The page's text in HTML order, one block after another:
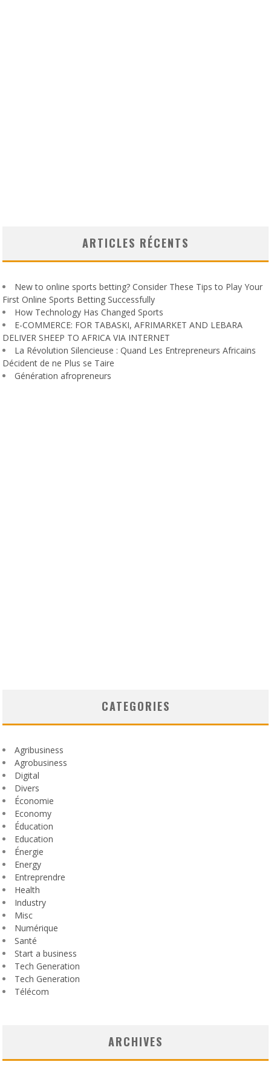
ARTICLES RÉCENTS
New to online sports betting? Consider These Tips to Play Your
First Online Sports Betting Successfully
How Technology Has Changed Sports
E-COMMERCE: FOR TABASKI, AFRIMARKET AND LEBARA
DELIVER SHEEP TO AFRICA VIA INTERNET
La Révolution Silencieuse : Quand Les Entrepreneurs Africains
Décident de ne Plus se Taire
Génération afropreneurs
CATEGORIES
Agribusiness
Agrobusiness
Digital
Divers
Économie
Economy
Éducation
Education
Énergie
Energy
Entreprendre
Health
Industry
Misc
Numérique
Santé
Start a business
Tech Generation
Tech Generation
Télécom
ARCHIVES